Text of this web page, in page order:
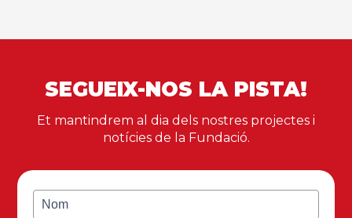
SEGUEIX-NOS LA PISTA!
Et mantindrem al dia dels nostres projectes i
notícies de la Fundació.